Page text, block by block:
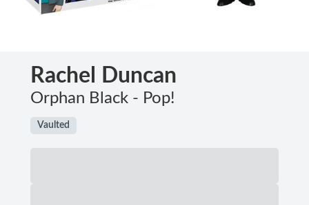
Rachel Duncan
Orphan Black - Pop!
Vaulted